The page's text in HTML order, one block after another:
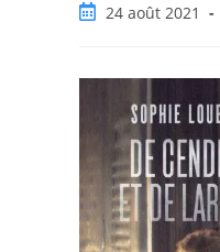
Publication
24 août 2021